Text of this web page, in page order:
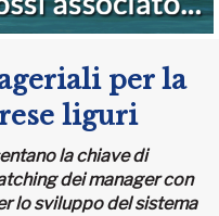
per la
liguri
la chiave di
dei manager con
lo sviluppo del sistema